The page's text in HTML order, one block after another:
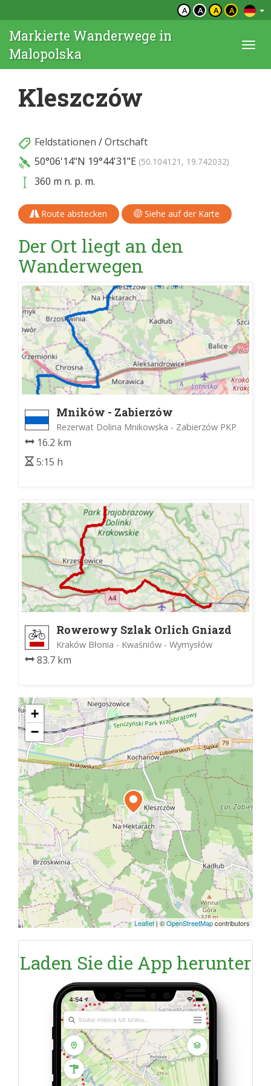
A A A A
Markierte Wanderwege in
Malopolska
Kleszczów
Feldstationen /Ortschaft
50°06'14"N 19°44'31"E (50.104121, 19.742032)
360 m n. p. m.
Route abstecken Siehe auf der Karte
Der Ort liegt an den
Wanderwegen
Mników - Zabierzów
Rezerwat Dolina Mnikowska - Zabierzów PKP
16.2 km
5:15 h
Rowerowy Szlak Orlich Gniazd
Kraków Błonia - Kwaśniów - Wymysłów
83.7 km
+
−
Leaflet | ©OpenStreetMapcontributors
Laden Sie die App herunter